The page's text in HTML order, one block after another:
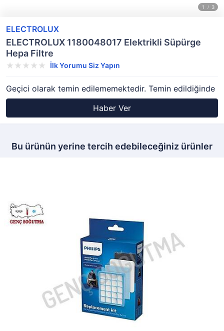
ELECTROLUX
ELECTROLUX 1180048017 Elektrikli Süpürge
Hepa Filtre
İlk Yorumu Siz Yapın
Geçici olarak temin edilememektedir. Temin edildiğinde
Haber Ver
Bu ürünün yerine tercih edebileceğiniz ürünler